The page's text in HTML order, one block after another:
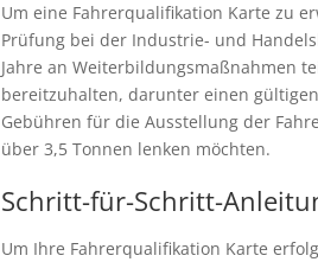
Um eine Fahrerqualifikation Karte zu
Prüfung bei der Industrie- und
Jahre an Weiterbildungsmaßnahmen
bereitzuhalten, darunter einen
Gebühren für die Ausstellung der
über 3,5 Tonnen lenken möchten.
Schritt-für-Schritt-
Um Ihre Fahrerqualifikation Karte